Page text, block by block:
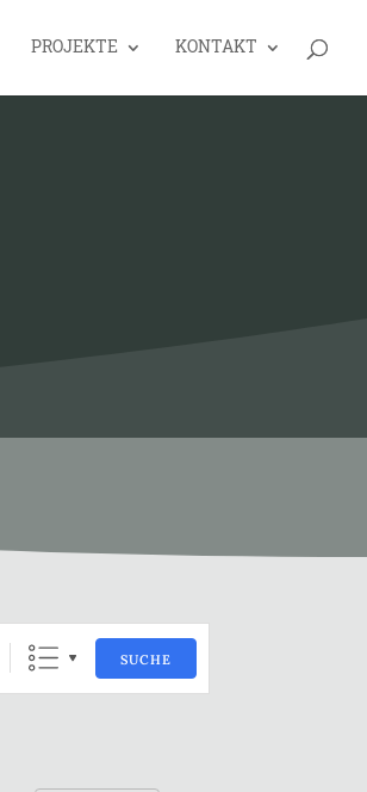
PROJEKTE KONTAKT
SUCHE